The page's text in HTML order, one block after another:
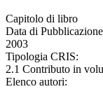
Capitolo di libro
Data di
2003
Tipologia CRIS:
2.1 Contributo in
Elenco autori: